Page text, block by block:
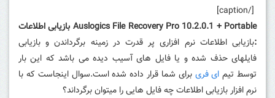
[/caption]
Auslogics File Recovery Pro 10.2.0.1 + Portable بازیابی اطلاعات
:بازیابی اطلاعات نرم افزاری پر قدرت در زمینه برگرداندن و بازیابی
فایلهای حذف شده و یا فایل های آسیب دیده می باشد که این بار
توسط تیم ای فری برای شما قرار داده شده است.سوال اینجاست که با
نرم افزار بازیابی اطلاعات چه فایل هایی را میتوان برگرداند؟